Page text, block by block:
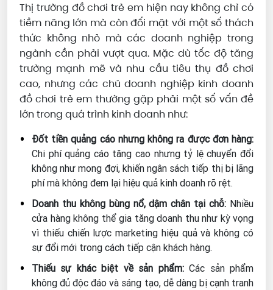
Thị trường đồ chơi trẻ em hiện nay không chỉ có
tiềm năng lớn mà còn đối mặt với một số thách
thức không nhỏ mà các doanh nghiệp trong
ngành cần phải vượt qua. Mặc dù tốc độ tăng
trưởng mạnh mẽ và nhu cầu tiêu thụ đồ chơi
cao, nhưng các chủ doanh nghiệp kinh doanh
đồ chơi trẻ em thường gặp phải một số vấn đề
lớn trong quá trình kinh doanh như:
Đốt tiền quảng cáo nhưng không ra được đơn hàng:
Chi phí quảng cáo tăng cao nhưng tỷ lệ chuyển đổi
không như mong đợi, khiến ngân sách tiếp thị bị lãng
phí mà không đem lại hiệu quả kinh doanh rõ rệt.
Doanh thu không bùng nổ, dậm chân tại chỗ: Nhiều
cửa hàng không thể gia tăng doanh thu như kỳ vọng
vì thiếu chiến lược marketing hiệu quả và không có
sự đổi mới trong cách tiếp cận khách hàng.
Thiếu sự khác biệt về sản phẩm:Các sản phẩm
không đủ độc đáo và sáng tạo, dễ dàng bị cạnh tranh